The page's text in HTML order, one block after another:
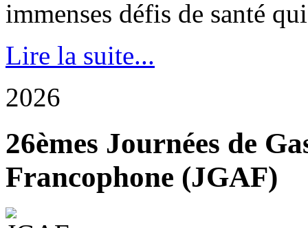
immenses défis de santé
Lire la suite...
2026
26èmes Journées de
Francophone (JGAF)